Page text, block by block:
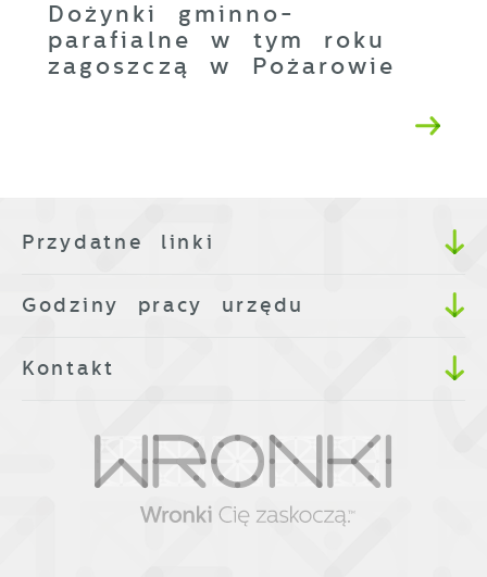
Dożynki gminno-
parafialne w tym roku
zagoszczą w Pożarowie
Przydatne linki
Godziny pracy urzędu
Kontakt